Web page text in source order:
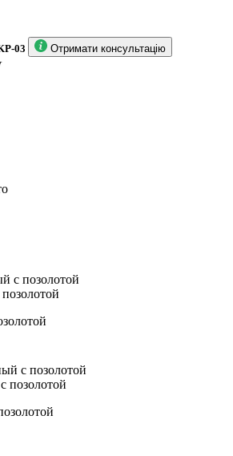
03 Отримати консультацію